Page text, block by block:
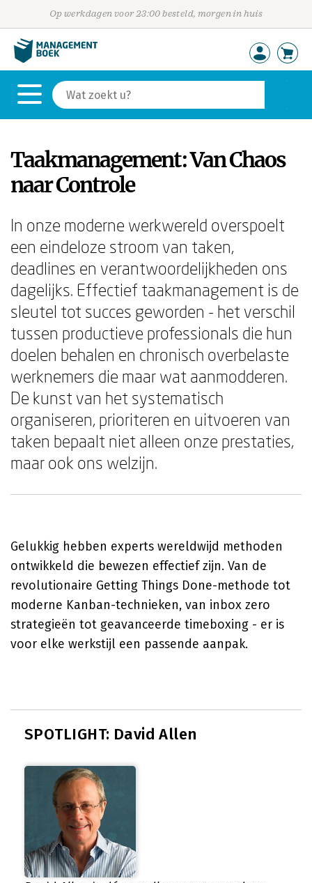
Op werkdagen voor 23:00 besteld, morgen in huis
Taakmanagement: Van Chaos
naar Controle
In onze moderne werkwereld overspoelt
een eindeloze stroom van taken,
deadlines en verantwoordelijkheden ons
dagelijks. Effectief taakmanagement is de
sleutel tot succes geworden - het verschil
tussen productieve professionals die hun
doelen behalen en chronisch overbelaste
werknemers die maar wat aanmodderen.
De kunst van het systematisch
organiseren, prioriteren en uitvoeren van
taken bepaalt niet alleen onze prestaties,
maar ook ons welzijn.
Gelukkig hebben experts wereldwijd methoden
ontwikkeld die bewezen effectief zijn. Van de
revolutionaire Getting Things Done-methode tot
moderne Kanban-technieken, van inbox zero
strategieën tot geavanceerde timeboxing - er is
voor elke werkstijl een passende aanpak.
SPOTLIGHT: David Allen